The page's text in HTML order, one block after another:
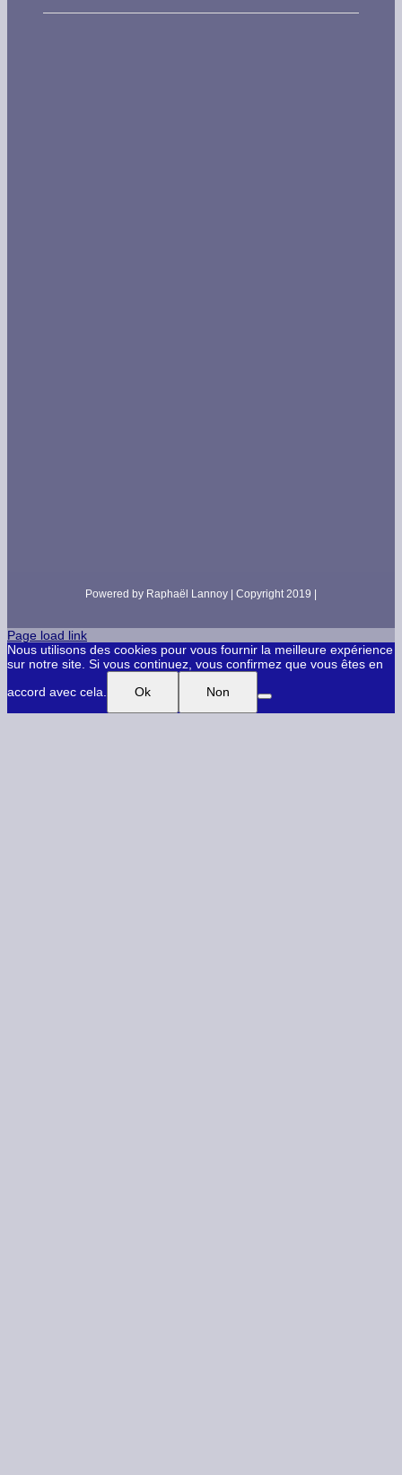
Powered by Raphaël Lannoy | Copyright 2019 |
Page load link
Nous utilisons des cookies pour vous fournir la meilleure expérience
sur notre site. Si vous continuez, vous confirmez que vous êtes en
accord avec cela.
Ok Non